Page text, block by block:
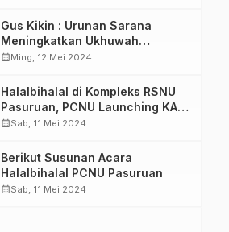
Gus Kikin : Urunan Sarana
Meningkatkan Ukhuwah
Nahdliyah Pengurus dan Anggota
calendar_monthMing, 12 Mei 2024
Halalbihalal di Kompleks RSNU
Pasuruan, PCNU Launching KAMI
NU
calendar_monthSab, 11 Mei 2024
Berikut Susunan Acara
Halalbihalal PCNU Pasuruan
calendar_monthSab, 11 Mei 2024